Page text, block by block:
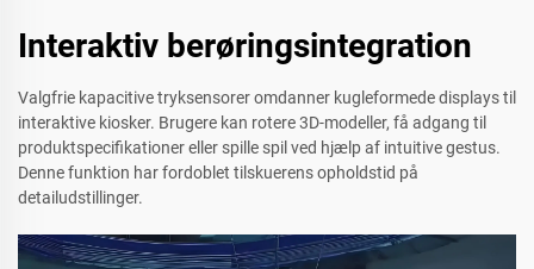
Interaktiv berøringsintegration
Valgfrie kapacitive tryksensorer omdanner kugleformede displays til
interaktive kiosker. Brugere kan rotere 3D-modeller, få adgang til
produktspecifikationer eller spille spil ved hjælp af intuitive gestus.
Denne funktion har fordoblet tilskuerens opholdstid på
detailudstillinger.